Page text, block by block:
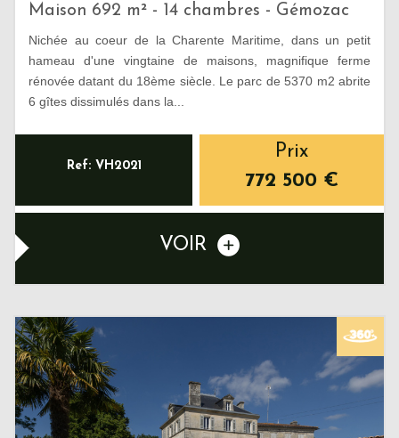
Maison 692 m² - 14 chambres - Gémozac
Nichée au coeur de la Charente Maritime, dans un petit
hameau d'une vingtaine de maisons, magnifique ferme
rénovée datant du 18ème siècle. Le parc de 5370 m2 abrite
6 gîtes dissimulés dans la...
Ref: VH2021
Prix
772 500 €
VOIR